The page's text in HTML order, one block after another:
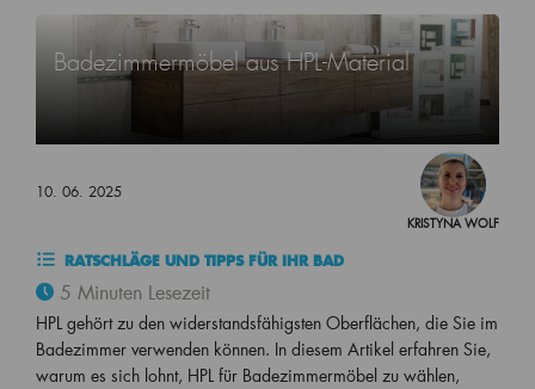
Badezimmermöbel aus HPL-Material
KRISTYNA WOLF
10. 06. 2025
RATSCHLÄGE UND TIPPS FÜR IHR BAD
5 Minuten Lesezeit
HPL gehört zu den widerstandsfähigsten Oberflächen, die Sie im
Badezimmer verwenden können. In diesem Artikel erfahren Sie,
warum es sich lohnt, HPL für Badezimmermöbel zu wählen,